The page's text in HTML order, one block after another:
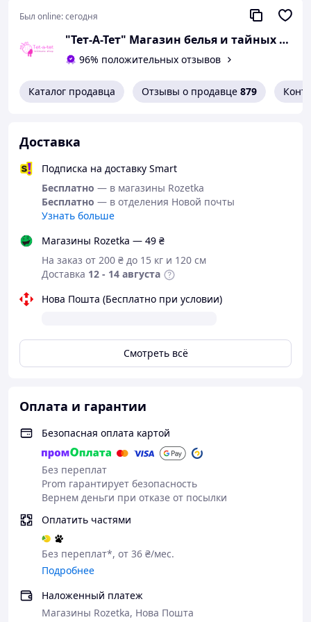
позволяющая подчеркнуть достоинства
Длина рукава: с короткими рукавами —
удобство и свобода движений, идеально для
теплых вечеров
Застежка: сзади — элегантный и практичный
завершенности
Соблазнительный дизайн:
декольте и подчеркивает женственность
Мини-юбка в клетку — добавляет образу
игривости и кокетства
Белый цвет — создает ощущение легкости,
Комфорт и удобство:
Ткань из полиэстера — мягкая на ощупь и
приятная к телу, не вызывает раздражений
Удобный крой — не сковывает движений и
позволяет чувствовать себя свободно и уверенно
Создание атмосферы:
разжигает воображение и добавляет пикантности
в интимные отношения
Клетка — ассоциируется с учебой и
невинностью, делая образ более контрастным и
привлекательным
Возможность экспериментировать — позволяет
проявить свою фантазию и внести разнообразие
в ролевые игры
Комплектация:Короткий топ, юбка в клетку.
Был online:сегодня
"Тет-А-Тет" Магазин белья и тайных желаний
96% положительных отзывов
Каталог продавца Отзывы о продавце 879
Доставка
Подписка на доставку Smart
Бесплатно — в магазины Rozetka
Бесплатно — в отделения Новой почты
Узнать больше
Магазины Rozetka — 49 ₴
На заказ от 200 ₴ до 15 кг и 120 см
Доставка 12 - 14 августа
Нова Пошта (Бесплатно при условии)
Смотреть всё
Оплата и гарантии
Безопасная оплата картой
Без переплат
Prom гарантирует безопасность
Вернем деньги при отказе от посылки
Оплатить частями
Без переплат*, от 36 ₴/мес.
Подробнее
Наложенный платеж
Магазины Rozetka, Нова Пошта